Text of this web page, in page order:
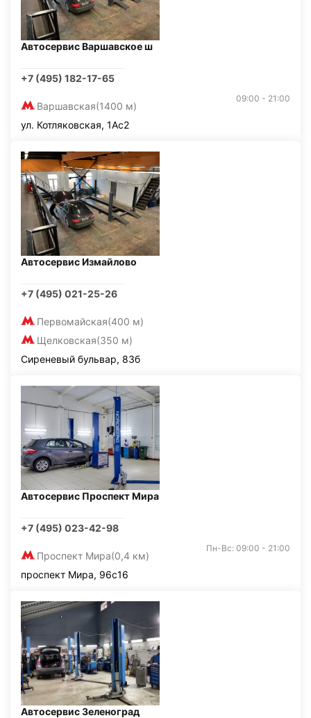
Автосервис Варшавское ш
+7 (495) 182-17-65
Варшавская(1400 м)
09:00 - 21:00
ул. Котляковская, 1Ас2
Автосервис Измайлово
+7 (495) 021-25-26
Первомайская(400 м)
Щелковская(350 м)
Сиреневый бульвар, 83б
Автосервис Проспект Мира
+7 (495) 023-42-98
Проспект Мира(0,4 км)
Пн-Вс: 09:00 - 21:00
проспект Мира, 96с16
Автосервис Зеленоград